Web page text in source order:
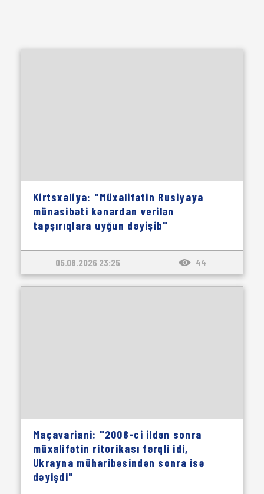
Kirtsxaliya: "Müxalifətin Rusiyaya
münasibəti kənardan verilən
tapşırıqlara uyğun dəyişib"
05.08.2026 23:25 44
Maçavariani: "2008-ci ildən sonra
müxalifətin ritorikası fərqli idi,
Ukrayna müharibəsindən sonra isə
dəyişdi"